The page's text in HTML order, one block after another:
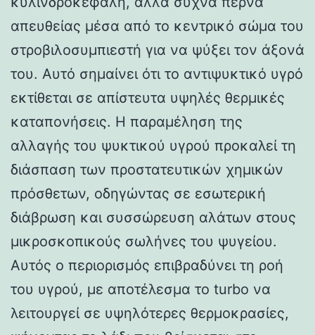
απευθείας μέσα από το κεντρικό σώμα του
στροβιλοσυμπιεστή για να ψύξει τον άξονά
του. Αυτό σημαίνει ότι το αντιψυκτικό υγρό
εκτίθεται σε απίστευτα υψηλές θερμικές
καταπονήσεις. Η παραμέληση της
αλλαγής του ψυκτικού υγρού προκαλεί τη
διάσπαση των προστατευτικών χημικών
πρόσθετων, οδηγώντας σε εσωτερική
διάβρωση και συσσώρευση αλάτων στους
μικροσκοπικούς σωλήνες του ψυγείου.
Αυτός ο περιορισμός επιβραδύνει τη ροή
του υγρού, με αποτέλεσμα το turbo να
λειτουργεί σε υψηλότερες θερμοκρασίες,